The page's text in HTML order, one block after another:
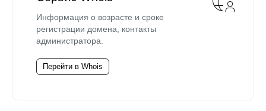
Информация о возрасте и сроке
регистрации домена, контакты
администратора.
Перейти в Whois